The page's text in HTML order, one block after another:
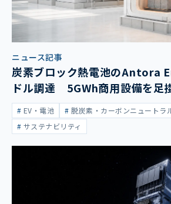
ニュース記事
炭素ブロック熱電池のAntora
ドル調達 5GWh商用設備を足
大EV・電池
脱炭素・カーボンニュートラ
サステナビリティ